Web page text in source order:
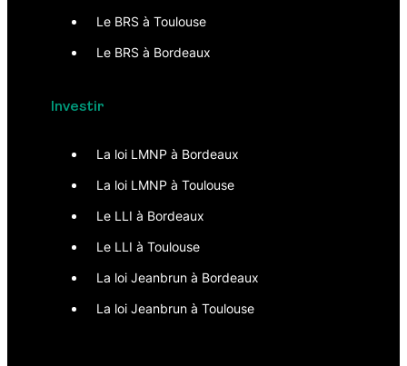
Le BRS à Toulouse
Le BRS à Bordeaux
Investir
La loi LMNP à Bordeaux
La loi LMNP à Toulouse
Le LLI à Bordeaux
Le LLI à Toulouse
La loi Jeanbrun à Bordeaux
La loi Jeanbrun à Toulouse